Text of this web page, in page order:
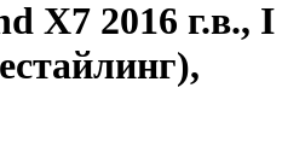
X7 2016 г.в., I